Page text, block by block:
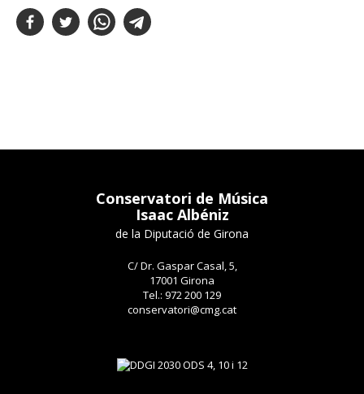
Conservatori de Música
Isaac Albéniz
de la Diputació de Girona
C/ Dr. Gaspar Casal, 5,
17001 Girona
Tel.: 972 200 129
conservatori@cmg.cat